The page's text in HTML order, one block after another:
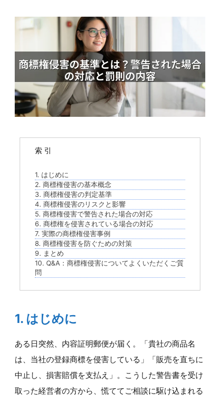
索 引
1. はじめに
2. 商標権侵害の基本概念
3. 商標権侵害の判定基準
4. 商標権侵害のリスクと影響
5. 商標権侵害で警告された場合の対応
6. 商標権を侵害されている場合の対応
7. 実際の商標権侵害事例
8. 商標権侵害を防ぐための対策
9. まとめ
10. Q&A：商標権侵害についてよくいただくご質
問
1. はじめに
ある日突然、内容証明郵便が届く。「貴社の商品名
は、当社の登録商標を侵害している」「販売を直ちに
中止し、損害賠償を支払え」。こうした警告書を受け
取った経営者の方から、慌ててご相談に駆け込まれる